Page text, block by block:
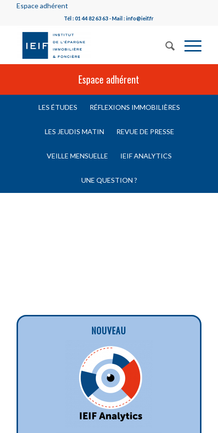
Espace adhérent
Tél : 01 44 82 63 63 - Mail : info@ieif.fr
Espace adhérent
LES ÉTUDES RÉFLEXIONS IMMOBILIÈRES
LES JEUDIS MATIN REVUE DE PRESSE
VEILLE MENSUELLE IEIF ANALYTICS
UNE QUESTION ?
NOUVEAU